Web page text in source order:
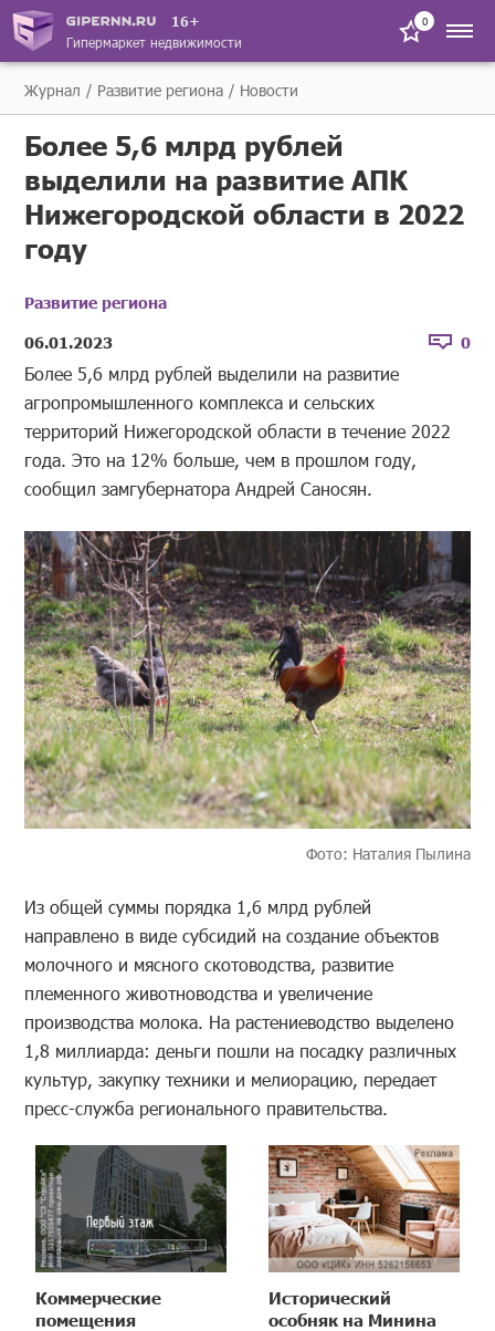
16+
Гипермаркет недвижимости
0
Журнал Развитие региона Новости
Более 5,6 млрд рублей
выделили на развитие АПК
Нижегородской области в 2022
году
Развитие региона
06.01.2023
0
Более 5,6 млрд рублей выделили на развитие
агропромышленного комплекса и сельских
территорий Нижегородской области в течение 2022
года. Это на 12% больше, чем в прошлом году,
сообщил замгубернатора Андрей Саносян.
Фото: Наталия Пылина
Из общей суммы порядка 1,6 млрд рублей
направлено в виде субсидий на создание объектов
молочного и мясного скотоводства, развитие
племенного животноводства и увеличение
производства молока. На растениеводство выделено
1,8 миллиарда: деньги пошли на посадку различных
культур, закупку техники и мелиорацию, передает
пресс-служба регионального правительства.
Коммерческие
помещения
Исторический
особняк на Минина